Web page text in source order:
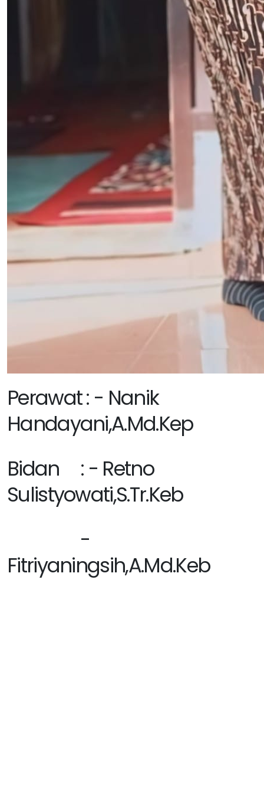
Perawat : - Nanik
Handayani,A.Md.Kep
Bidan : - Retno
Sulistyowati,S.Tr.Keb
-
Fitriyaningsih,A.Md.Keb